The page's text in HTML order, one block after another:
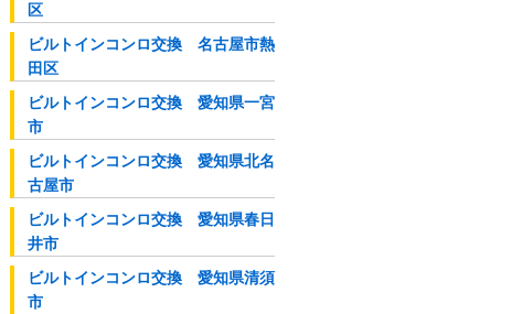
区
ビルトインコンロ交換 名古屋市熱
田区
ビルトインコンロ交換 愛知県一宮
市
ビルトインコンロ交換 愛知県北名
古屋市
ビルトインコンロ交換 愛知県春日
井市
ビルトインコンロ交換 愛知県清須
市